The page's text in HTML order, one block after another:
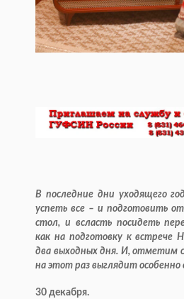
В последние дни уходящего
успеть все – и подготовить
стол, и всласть посидеть
как на подготовку к встрече
два выходных дня. И, отметим
на этот раз выглядит особенно
30 декабря.